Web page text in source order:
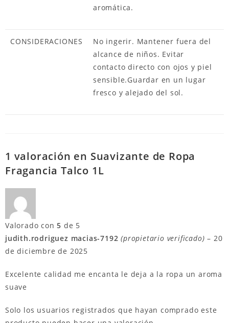
aromática.
CONSIDERACIONES
No ingerir. Mantener fuera del
alcance de niños. Evitar
contacto directo con ojos y piel
sensible.Guardar en un lugar
fresco y alejado del sol.
1 valoración en Suavizante de Ropa
Fragancia Talco 1L
Valorado con5 de 5
judith.rodriguez macias-7192(propietario verificado) – 20
de diciembre de 2025
Excelente calidad me encanta le deja a la ropa un aroma
suave
Solo los usuarios registrados que hayan comprado este